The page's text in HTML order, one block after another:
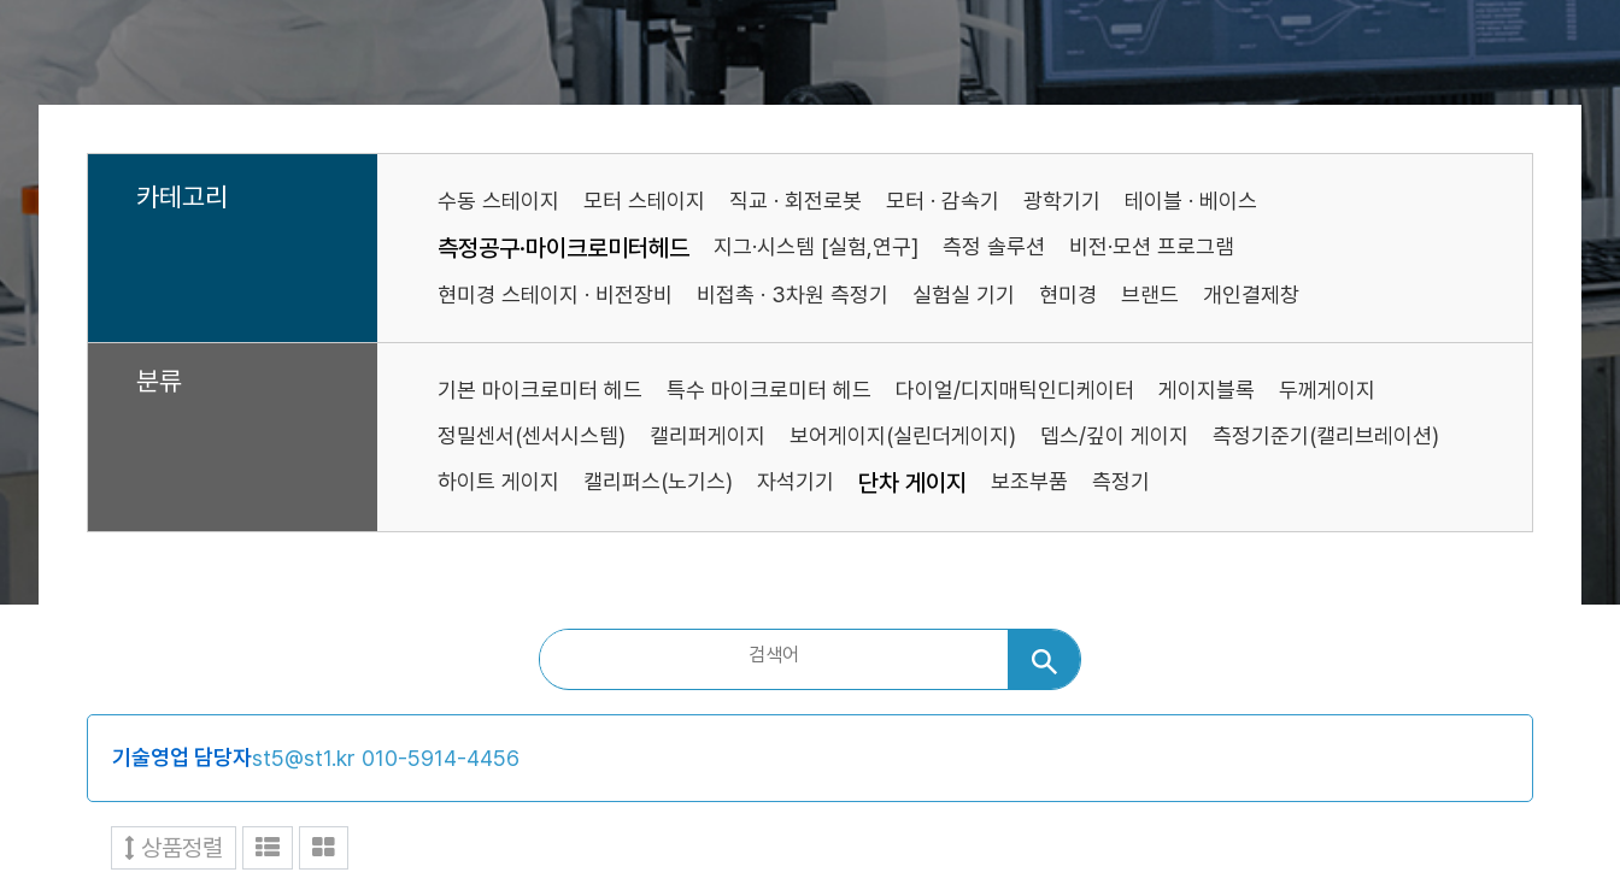
카테고리 수동 스테이지 모터 스테이지 직교 · 회전로봇 모터 · 감속기 광학기기 테이블 · 베이스
측정공구·마이크로미터헤드 지그·시스템 [실험,연구] 측정 솔루션
비전·모션 프로그램
현미경 스테이지 · 비전장비
비접촉 · 3차원 측정기 실험실 기기 현미경 브랜드 개인결제창
분류 기본 마이크로미터 헤드 특수 마이크로미터 헤드 다이얼/디지매틱인디케이터 게이지블록
두께게이지
정밀센서(센서시스템)
캘리퍼게이지 보어게이지(실린더게이지) 뎁스/깊이 게이지
측정기준기(캘리브레이션)
하이트 게이지
캘리퍼스(노기스) 자석기기 단차 게이지 보조부품 측정기
기술영업 담당자st5@st1.kr 010-5914-4456
상품정렬